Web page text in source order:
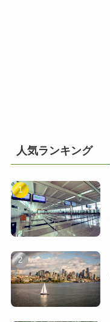
人気ランキング